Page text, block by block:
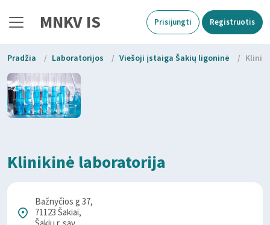
MNKV IS Prisijungti Registruotis
Pradžia / Laboratorijos / Viešoji įstaiga Šakių ligoninė /
Klinikinė laboratorija
Bažnyčios g 37,
71123 Šakiai,